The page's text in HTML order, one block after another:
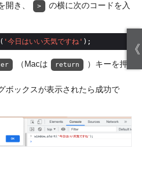
開き、
>
の横に次のコードを入
'今日はいい天気ですね' );
（Macは return
）キーを押
ボックスが表示されたら成功で
《